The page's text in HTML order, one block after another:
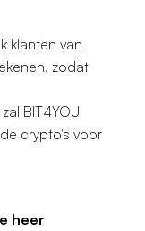
klanten van
zodat
BIT4YOU
crypto's voor
heer